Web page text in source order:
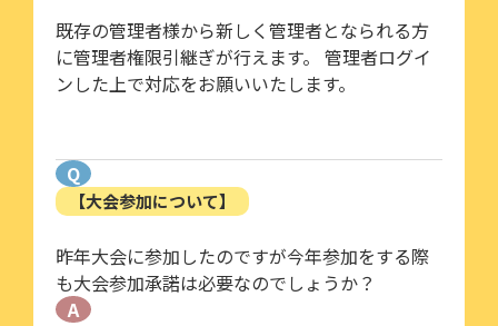
既存の管理者様から新しく管理者となられる方
に管理者権限引継ぎが行えます。 管理者ログイ
ンした上で対応をお願いいたします。
Q
【大会参加について】
昨年大会に参加したのですが今年参加をする際
も大会参加承諾は必要なのでしょうか？
A